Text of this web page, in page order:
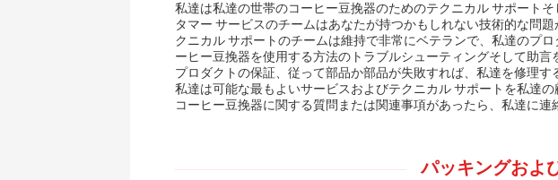
私達は私達の世帯のコーヒー豆挽器のためのテクニカル サポート
タマー サービスのチームはあなたが持つかもしれない技術的な問
クニカル サポートのチームは維持で非常にベテランで、私達のプ
ーヒー豆挽器を使用する方法のトラブルシューティングそして助
プロダクトの保証、従って部品か部品が失敗すれば、私達を修理
私達は可能な最もよいサービスおよびテクニカル サポートを私達
コーヒー豆挽器に関する質問または関連事項があったら、私達に
パッキングおよ